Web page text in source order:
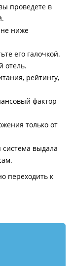
проведете в
не ниже
его галочкой.
отель.
рейтингу,
фактор
только от
выдала
переходить к